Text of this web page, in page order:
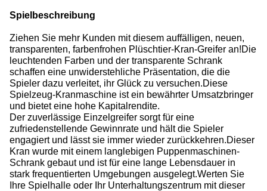
Spielbeschreibung
Ziehen Sie mehr Kunden mit diesem auffälligen, neuen,
transparenten, farbenfrohen Plüschtier-Kran-Greifer an!Die
leuchtenden Farben und der transparente Schrank
schaffen eine unwiderstehliche Präsentation, die die
Spieler dazu verleitet, ihr Glück zu versuchen.Diese
Spielzeug-Kranmaschine ist ein bewährter Umsatzbringer
und bietet eine hohe Kapitalrendite.
Der zuverlässige Einzelgreifer sorgt für eine
zufriedenstellende Gewinnrate und hält die Spieler
engagiert und lässt sie immer wieder zurückkehren.Dieser
Kran wurde mit einem langlebigen Puppenmaschinen-
Schrank gebaut und ist für eine lange Lebensdauer in
stark frequentierten Umgebungen ausgelegt.Werten Sie
Ihre Spielhalle oder Ihr Unterhaltungszentrum mit dieser